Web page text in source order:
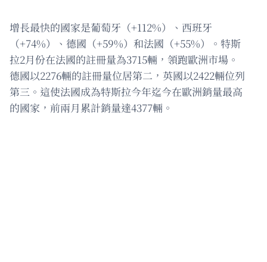
增長最快的國家是葡萄牙（+112%）、西班牙
（+74%）、德國（+59%）和法國（+55%）。特斯
拉2月份在法國的註冊量為3715輛，領跑歐洲市場。
德國以2276輛的註冊量位居第二，英國以2422輛位列
第三。這使法國成為特斯拉今年迄今在歐洲銷量最高
的國家，前兩月累計銷量達4377輛。